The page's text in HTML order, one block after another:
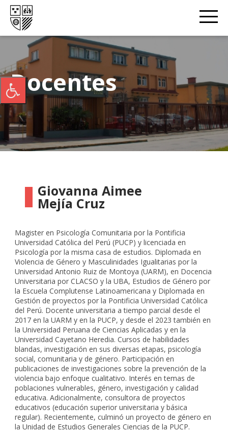
Docentes
Giovanna Aimee
Mejía Cruz
Magister en Psicología Comunitaria por la Pontificia
Universidad Católica del Perú (PUCP) y licenciada en
Psicología por la misma casa de estudios. Diplomada en
Violencia de Género y Masculinidades Igualitarias por la
Universidad Antonio Ruiz de Montoya (UARM), en Docencia
Universitaria por CLACSO y la UBA, Estudios de Género por
la Escuela Complutense Latinoamericana y Diplomada en
Gestión de proyectos por la Pontificia Universidad Católica
del Perú. Docente universitaria a tiempo parcial desde el
2017 en la UARM y en la PUCP, y desde el 2023 también en
la Universidad Peruana de Ciencias Aplicadas y en la
Universidad Cayetano Heredia. Cursos de habilidades
blandas, investigación en sus diversas etapas, psicología
social, comunitaria y de género. Participación en
publicaciones de investigaciones sobre la prevención de la
violencia bajo enfoque cualitativo. Interés en temas de
poblaciones vulnerables, género, investigación y calidad
educativa. Adicionalmente, consultora de proyectos
educativos (educación superior universitaria y básica
regular). Recientemente, culminó un proyecto de género en
la Unidad de Estudios Generales Ciencias de la PUCP.